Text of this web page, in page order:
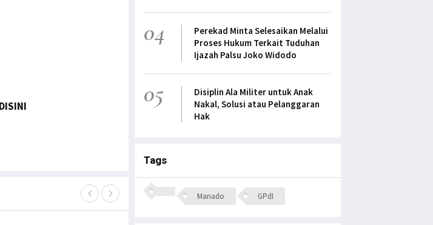
04
Perekad Minta Selesaikan Melalui
Proses Hukum Terkait Tuduhan
Ijazah Palsu Joko Widodo
05
Disiplin Ala Militer untuk Anak
Nakal, Solusi atau Pelanggaran
Hak
Tags
Manado GPdI